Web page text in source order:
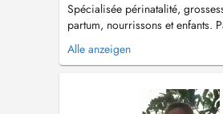
Spécialisée périnatalité,
partum, nourrissons et enfants.
des méthodes douces et
la problématique de chaque
professionnels de la santé tel que
médecins généralistes,
Alle anzeigen